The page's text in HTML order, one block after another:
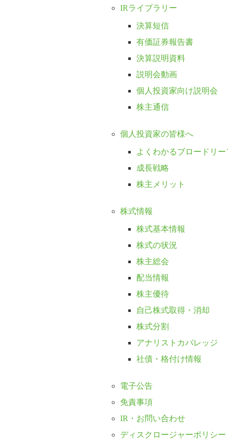
IRライブラリー
決算短信
有価証券報告書
決算説明資料
説明会動画
個人投資家向け説明会
株主通信
個人投資家の皆様へ
よくわかるブロードリー
成長戦略
株主メリット
株式情報
株式基本情報
株式の状況
株主総会
配当情報
株主優待
自己株式取得・消却
株式分割
アナリストカバレッジ
社債・格付け情報
電子公告
免責事項
IR・お問い合わせ
ディスクロージャーポリシー